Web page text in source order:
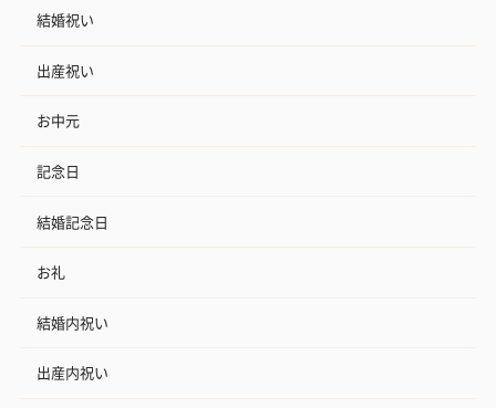
結婚祝い
出産祝い
お中元
記念日
結婚記念日
お礼
結婚内祝い
出産内祝い